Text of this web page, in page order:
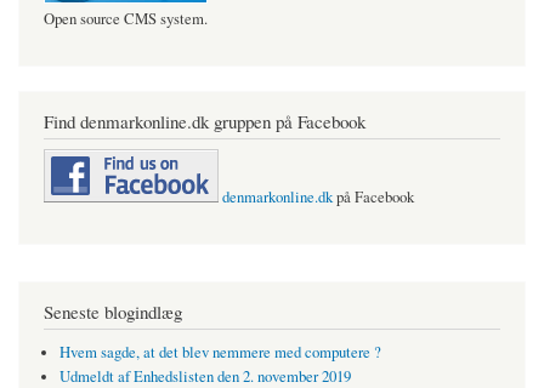
Open source CMS system.
Find denmarkonline.dk gruppen på Facebook
denmarkonline.dkpå Facebook
Seneste blogindlæg
Hvem sagde, at det blev nemmere med computere ?
Udmeldt af Enhedslisten den 2. november 2019